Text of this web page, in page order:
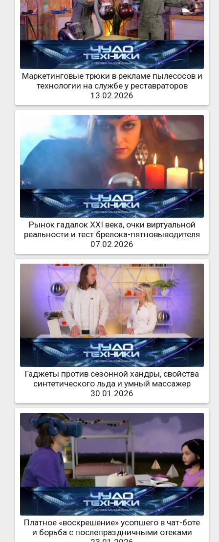
Маркетинговые трюки в рекламе пылесосов и
технологии на службе у реставраторов
13.02.2026
Рынок гадалок XXI века, очки виртуальной
реальности и тест брелока-пятновыводителя
07.02.2026
Гаджеты против сезонной хандры, свойства
синтетического льда и умный массажер
30.01.2026
Платное «воскрешение» усопшего в чат-боте
и борьба с послепраздничными отеками